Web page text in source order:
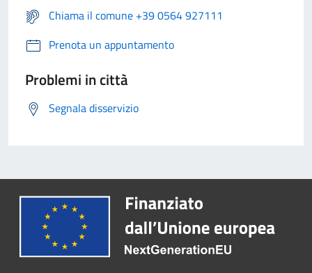
Chiama il comune +39 0564 927111
Prenota un appuntamento
Problemi in città
Segnala disservizio